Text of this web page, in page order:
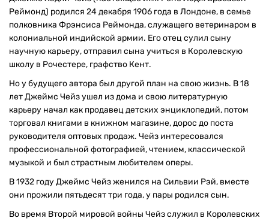
Реймонд) родился 24 декабря 1906 года в Лондоне, в семье
полковника Фрэнсиса Реймонда, служащего ветеринаром в
колониальной индийской армии. Его отец сулил сыну
научную карьеру, отправил сына учиться в Королевскую
школу в Рочестере, графство Кент.
Но у будущего автора был другой план на свою жизнь. В 18
лет Джеймс Чейз ушел из дома и свою литературную
карьеру начал как продавец детских энциклопедий, потом
торговал книгами в книжном магазине, дорос до поста
руководителя оптовых продаж. Чейз интересовался
профессиональной фотографией, чтением, классической
музыкой и был страстным любителем оперы.
В 1932 году Джеймс Чейз женился на Сильвии Рэй, вместе
они прожили пятьдесят три года, у пары родился сын.
Во время Второй мировой войны Чейз служил в Королевских